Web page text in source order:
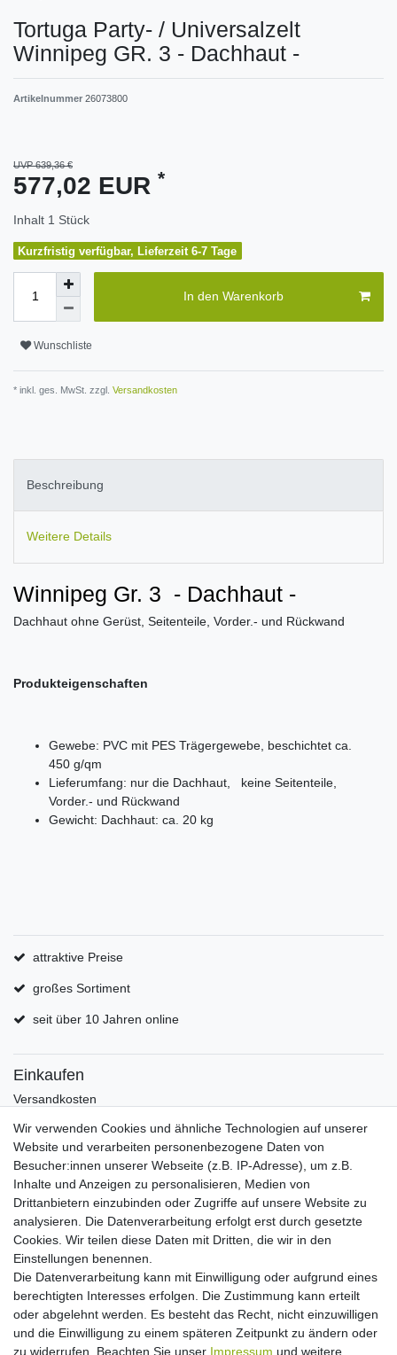
Tortuga Party- / Universalzelt
Winnipeg GR. 3 - Dachhaut -
Artikelnummer 26073800
UVP 639,36 €
577,02 EUR *
Inhalt 1 Stück
Kurzfristig verfügbar, Lieferzeit 6-7 Tage
In den Warenkorb
Wunschliste
* inkl. ges. MwSt. zzgl. Versandkosten
Beschreibung
Weitere Details
Winnipeg Gr. 3 - Dachhaut -
Dachhaut ohne Gerüst, Seitenteile, Vorder.- und Rückwand
Produkteigenschaften
Gewebe: PVC mit PES Trägergewebe, beschichtet ca.
450 g/qm
Lieferumfang: nur die Dachhaut, keine Seitenteile,
Vorder.- und Rückwand
Gewicht: Dachhaut: ca. 20 kg
attraktive Preise
großes Sortiment
seit über 10 Jahren online
Einkaufen
Versandkosten
Hilfe
Informationen
Batterieverordnung
Über uns
Garantie Paella/Allgrill
Garantie Autohome
Newsletter
Honig
Wir verwenden Cookies und ähnliche Technologien auf unserer
Website und verarbeiten personenbezogene Daten von
Besucher:innen unserer Webseite (z.B. IP-Adresse), um z.B.
Inhalte und Anzeigen zu personalisieren, Medien von
Drittanbietern einzubinden oder Zugriffe auf unsere Website zu
analysieren. Die Datenverarbeitung erfolgt erst durch gesetzte
Cookies. Wir teilen diese Daten mit Dritten, die wir in den
Einstellungen benennen.
Die Datenverarbeitung kann mit Einwilligung oder aufgrund eines
berechtigten Interesses erfolgen. Die Zustimmung kann erteilt
oder abgelehnt werden. Es besteht das Recht, nicht einzuwilligen
und die Einwilligung zu einem späteren Zeitpunkt zu ändern oder
zu widerrufen. Beachten Sie unser Impressum und weitere